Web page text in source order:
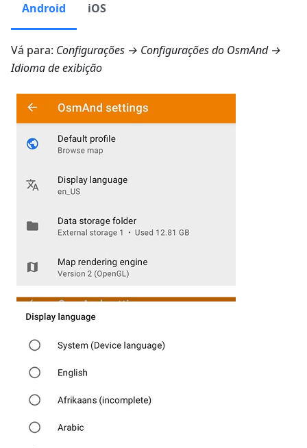
Android iOS
Vá para: Configurações → Configurações do OsmAnd→
Idioma de exibição